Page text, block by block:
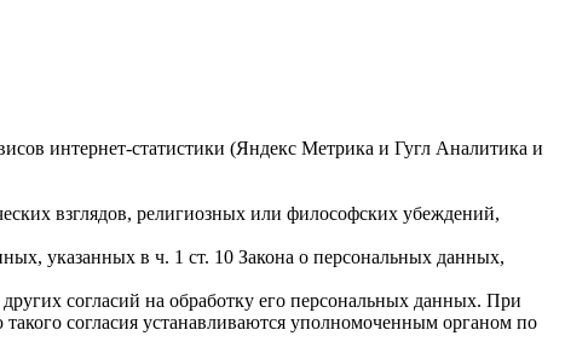
интернет-статистики (Яндекс Метрика и Гугл Аналитика и
взглядов, религиозных или философских убеждений,
указанных в ч. 1 ст. 10 Закона о персональных данных,
согласий на обработку его персональных данных. При
согласия устанавливаются уполномоченным органом по